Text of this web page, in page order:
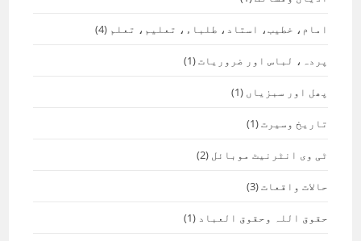
امام، خطیب، استاد، طلباء، تعلیم، تعلم (4)
پردہ، لباس اور ضروریات(1)
پھل اور سبزیاں (1)
تاریخ وسیرت(1)
ٹی وی انٹرنیٹ موبائل (2)
حالات واقعات(3)
حقوق اللہ وحقوق العباد (1)